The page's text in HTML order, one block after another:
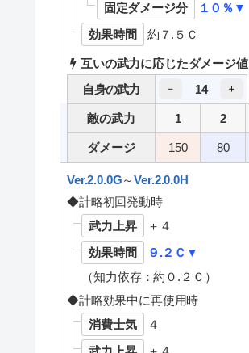
固定ダメージ分
１０％▼
効果時間
約７.５Ｃ
互いの武力に応じたダメージ値
自身の武力
－ 14 ＋
敵の武力 1 2
ダメージ 150 80
Ver.2.0.0G～Ver.2.0.0H
◆計略初回発動時
武力上昇
＋４
効果時間
９.２Ｃ▼
（知力依存：約０.２Ｃ）
◆計略効果中に再使用時
消費士気
４